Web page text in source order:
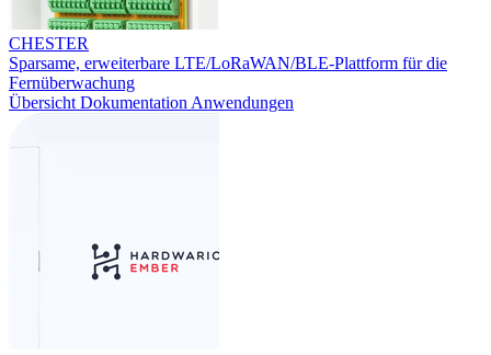
CHESTER
Sparsame, erweiterbare LTE/LoRaWAN/BLE-Plattform für die
Fernüberwachung
Übersicht Dokumentation Anwendungen